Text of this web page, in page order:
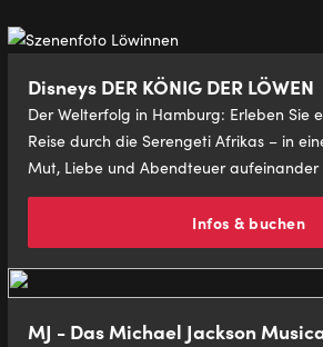
Disneys DER KÖNIG DER LÖWEN
Der Welterfolg in Hamburg: Erleben Sie
Reise durch die Serengeti Afrikas – in
Mut, Liebe und Abendteuer
Infos & buchen
MJ - Das Michael Jackson